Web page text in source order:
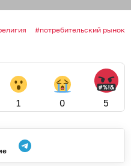
потребительский рынок
1 0 5